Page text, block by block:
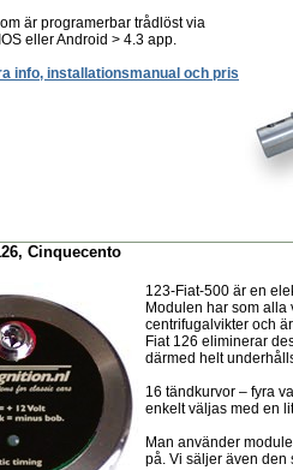
är programerbar trådlöst via
eller Android > 4.3 app.
info, installationsmanual och pris
Cinquecento
123-Fiat-500 är en
Modulen har som
centrifugalvikter och
Fiat 126 eliminerar
därmed helt
16 tändkurvor – fyra
enkelt väljas med en
Man använder
på. Vi säljer även